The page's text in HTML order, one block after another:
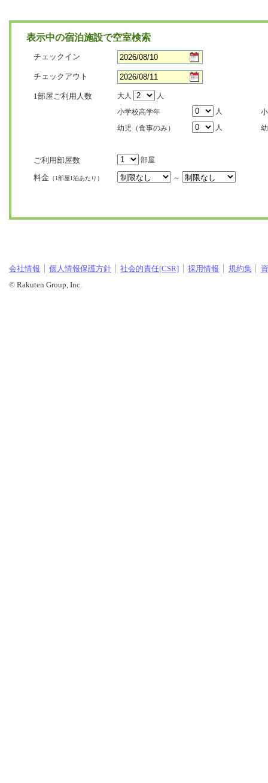
表示中の宿泊施設で空室検索
チェックイン
チェックアウト
1部屋ご利用人数 大人
人
小学校高学年
人
幼児（食事のみ）
人
ご利用部屋数 部屋
料金 （1部屋1泊あたり） ～
会社情報 個人情報保護方針 社会的責任[CSR] 採用情報 規約集
© Rakuten Group, Inc.